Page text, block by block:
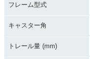
フレーム型式
キャスター角
トレール量 (mm)